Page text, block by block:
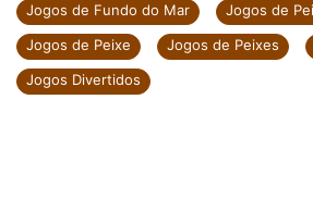
Jogos de Fundo do Mar
Jogos de
Jogos de Peixe
Jogos de Peixes
Jogos Divertidos